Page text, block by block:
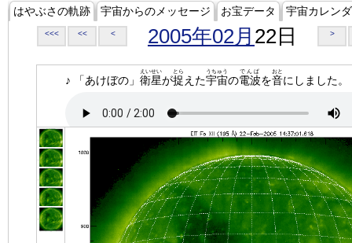
はやぶさの軌跡 宇宙からのメッセージ お宝データ 宇宙カレン
<<< << < 2005年02月 22日 >
♪ 「あけぼの」 衛星
えいせい
が捉
とら
えた宇宙
うちゅう
の電波
でんぱ
を音
おと
にしました。